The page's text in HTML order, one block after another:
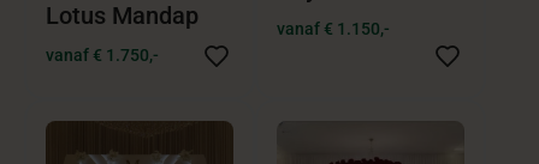
Lotus Mandap
vanaf € 1.750,-
vanaf € 1.150,-